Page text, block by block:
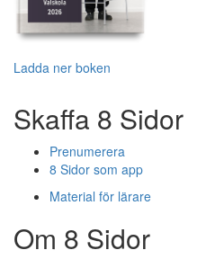
Ladda ner boken
Skaffa 8 Sidor
Prenumerera
8 Sidor som app
Material för lärare
Om 8 Sidor